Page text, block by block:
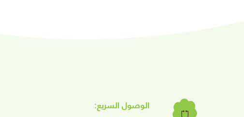
الوصول السريع: